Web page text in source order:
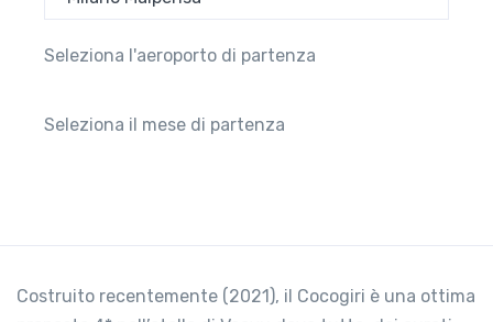
Seleziona l'aeroporto di partenza
Seleziona il mese di partenza
Costruito recentemente (2021), il Cocogiri è una ottima